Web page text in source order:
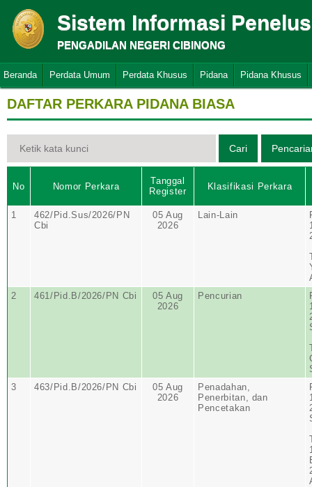
Sistem Informasi
PENGADILAN NEGERI CIBINONG
Beranda Perdata Umum Perdata Khusus Pidana Pidana Khusus
DAFTAR PERKARA PIDANA BIASA
No Nomor Perkara
Tanggal
Register
Klasifikasi Perkara
1
462/Pid.Sus/2026/PN
Cbi
05 Aug
2026
Lain-Lain
2
461/Pid.B/2026/PN Cbi
05 Aug
2026
Pencurian
3
463/Pid.B/2026/PN Cbi
05 Aug
2026
Penadahan,
Penerbitan, dan
Pencetakan